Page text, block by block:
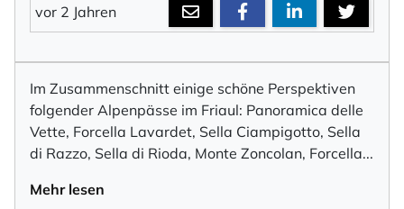
vor 2 Jahren
Im Zusammenschnitt einige schöne Perspektiven
folgender Alpenpässe im Friaul: Panoramica delle
Vette, Forcella Lavardet, Sella Ciampigotto, Sella
di Razzo, Sella di Rioda, Monte Zoncolan, Forcella...
Mehr lesen